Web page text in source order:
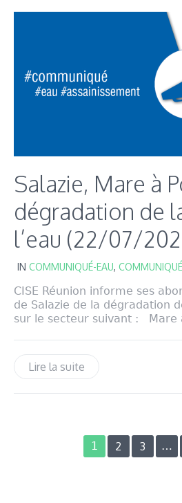
Salazie, Mare à
dégradation de
l’eau (22/07/
IN COMMUNIQUÉ-EAU, COMMUNIQUÉ
CISE Réunion informe ses
de Salazie de la dégradation
sur le secteur suivant : Mare
Lire la suite
1 2 3 …